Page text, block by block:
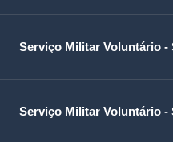
Serviço Militar Voluntário -
Serviço Militar Voluntário -